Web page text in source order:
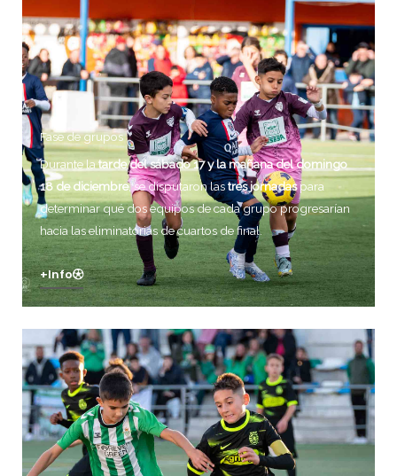
Fase de grupos
Durante latarde del sábado 17 y la mañana del domingo
18 de diciembre, se disputaron lastres jornadaspara
determinar qué dos equipos de cada grupo progresarían
hacia las eliminatorias de cuartos de final.
+info